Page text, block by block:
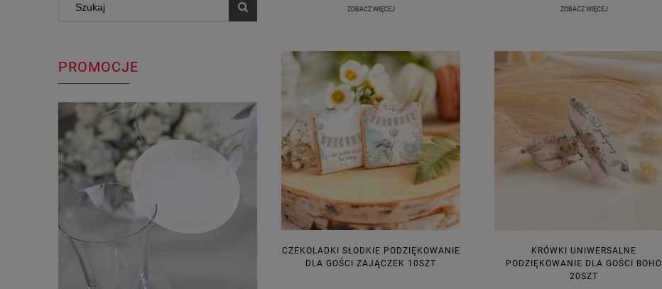
PROMOCJE
ZOBACZ WIĘCEJ ZOBACZ WIĘCEJ
CZEKOLADKI SŁODKIE PODZIĘKOWANIE
DLA GOŚCI ZAJĄCZEK 10SZT
KRÓWKI UNIWERSALNE
PODZIĘKOWANIE DLA GOŚCI BOHO
20SZT